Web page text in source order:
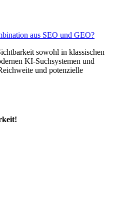
aus SEO und GEO?
sowohl in klassischen
KI-Suchsystemen und
und potenzielle